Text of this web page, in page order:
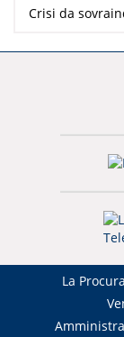
Crisi da
La Procura